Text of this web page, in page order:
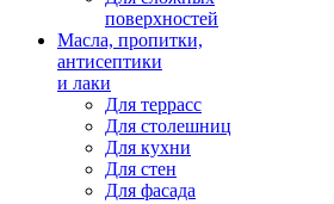
поверхностей
Масла, пропитки,
антисептики
и лаки
Для террасс
Для столешниц
Для кухни
Для стен
Для фасада